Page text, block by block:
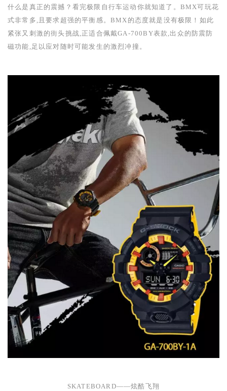
什么是真正的震撼？看完极限自行车运动你就知道了。 BMX可玩花
式非常多,且要求超强的平衡感。 BMX 的态度就是没有极限！如此
紧张又刺激的街头挑战,正适合佩戴GA-700BY表款,出众的防震防
磁功能,足以应对随时可能发生的激烈冲撞。
SKATEBOARD——炫酷飞翔